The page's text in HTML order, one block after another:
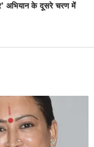
अभियान के दूसरे चरण में